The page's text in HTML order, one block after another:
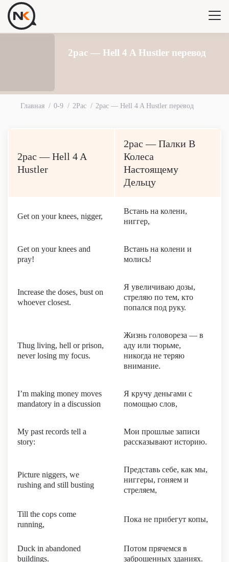
2pac — Hell 4 A Hustler перевод
Главная 0-9 2Pac 2pac — Hell 4 A Hustler перевод
2pac — Hell 4 A
Hustler
2pac — Палки В
Колеса
Настоящему
Дельцу
Get on your knees, nigger,
Встань на колени,
ниггер,
Get on your knees and
pray!
Встань на колени и
молись!
Increase the doses, bust on
whoever closest.
Я увеличиваю дозы,
стреляю по тем, кто
попался под руку.
Thug living, hell or prison,
never losing my focus.
Жизнь головореза — в
аду или тюрьме,
никогда не теряю
внимание.
I’m making money moves
mandatory in a discussion
Я кручу деньгами с
помощью слов,
My past records tell a
story:
Мои прошлые записи
рассказывают историю.
Picture niggers, we
rushing and still busting
Представь себе, как мы,
ниггеры, гоняем и
стреляем,
Till the cops come
running,
Пока не прибегут копы,
Duck in abandoned
buildings.
Потом прячемся в
заброшенных зданиях.